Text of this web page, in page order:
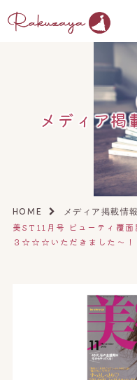
TOP
はじめての方へ
お悩み温活ガ
店舗一覧▼
オンラインス
開業サポート▼
メディア掲
HOME メディア掲載情報
美ST11月号 ビューティ覆
３☆☆☆いただきました〜！